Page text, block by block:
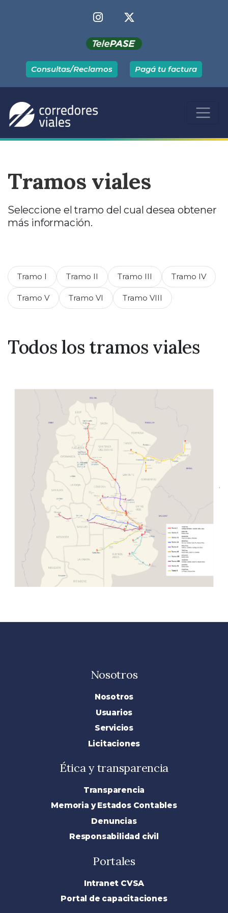
Consultas/Reclamos Pagá tu factura
Tramos viales
Seleccione el tramo del cual desea obtener
más información.
Tramo I Tramo II Tramo III Tramo IV
Tramo V Tramo VI Tramo VIII
Todos los tramos viales
Nosotros
Nosotros
Usuarios
Servicios
Licitaciones
Ética y transparencia
Transparencia
Memoria y Estados Contables
Denuncias
Responsabilidad civil
Portales
Intranet CVSA
Portal de capacitaciones